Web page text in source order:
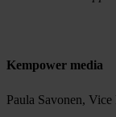
Kempower media
Paula Savonen,